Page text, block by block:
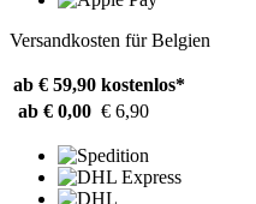
Versandkosten für Belgien
ab € 59,90 kostenlos*
ab € 0,00 € 6,90